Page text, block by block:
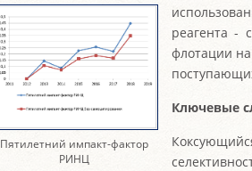
Пятилетний импакт-фактор
РИНЦ
реагента -
флотации
Ключевые